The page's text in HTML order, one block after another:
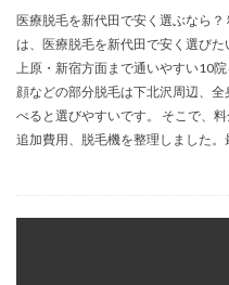
医療脱毛を新代田で安く選ぶなら
は、医療脱毛を新代田で安く選び
上原・新宿方面まで通いやすい10
顔などの部分脱毛は下北沢周辺、
べると選びやすいです。 そこで、
追加費用、脱毛機を整理しました